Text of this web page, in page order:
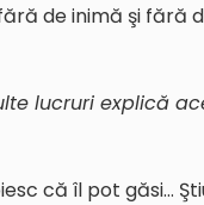
de inimă şi fără
lucruri explică
că îl pot găsi…